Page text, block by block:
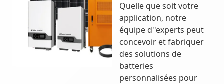
Quelle que soit votre
application, notre
équipe d''experts peut
concevoir et fabriquer
des solutions de
batteries
personnalisées pour